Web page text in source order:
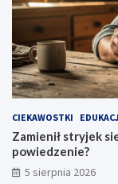
CIEKAWOSTKI
Zamienił stryjek
powiedzenie?
5 sierpnia 2026